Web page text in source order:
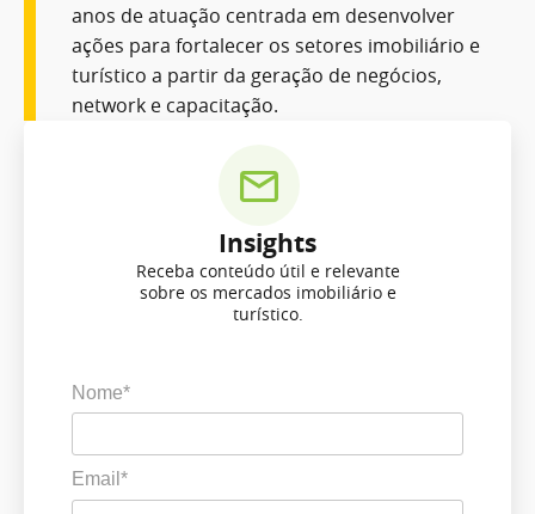
anos de atuação centrada em desenvolver
ações para fortalecer os setores imobiliário e
turístico a partir da geração de negócios,
network e capacitação.
Insights
Receba conteúdo útil e relevante
sobre os mercados imobiliário e
turístico.
Nome*
Email*